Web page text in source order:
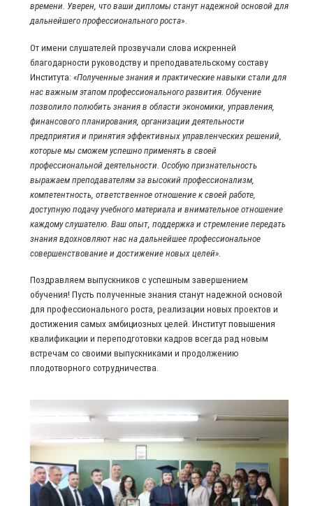
времени. Уверен, что ваши дипломы станут надежной основой для
дальнейшего профессионального роста».
От имени слушателей прозвучали слова искренней
благодарности руководству и преподавательскому составу
Института: «Полученные знания и практические навыки стали для
нас важным этапом профессионального развития. Обучение
позволило полюбить знания в области экономики, управления,
финансового планирования, организации деятельности
предприятия и принятия эффективных управленческих решений,
которые мы сможем успешно применять в своей
профессиональной деятельности. Особую признательность
выражаем преподавателям за высокий профессионализм,
компетентность, ответственное отношение к своей работе,
доступную подачу учебного материала и внимательное отношение
каждому слушателю. Ваш опыт, поддержка и стремление передать
знания вдохновляют нас на дальнейшее профессиональное
совершенствование и достижение новых целей».
Поздравляем выпускников с успешным завершением
обучения! Пусть полученные знания станут надежной основой
для профессионального роста, реализации новых проектов и
достижения самых амбициозных целей. Институт повышения
квалификации и переподготовки кадров всегда рад новым
встречам со своими выпускниками и продолжению
плодотворного сотрудничества.